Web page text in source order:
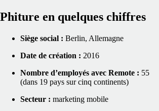
Phiture en quelques chiffres
Siège social : Berlin, Allemagne
Date de création : 2016
Nombre d’employés avec Remote : 55
(dans 19 pays sur cinq continents)
Secteur : marketing mobile